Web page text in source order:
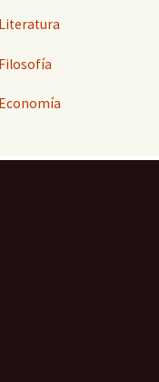
Literatura
Filosofía
Economía